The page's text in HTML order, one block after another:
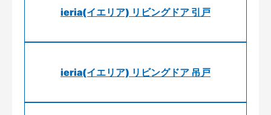
ieria(イエリア) リビングドア 引戸
ieria(イエリア) リビングドア 吊戸